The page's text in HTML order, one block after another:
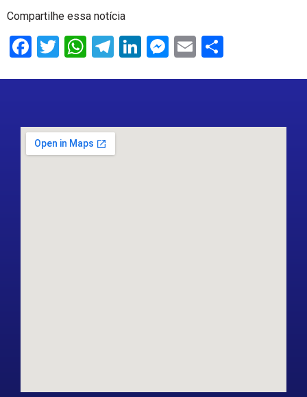
Compartilhe essa notícia
Facebook
Twitter
WhatsApp
Telegram
LinkedIn
Messenger
Email